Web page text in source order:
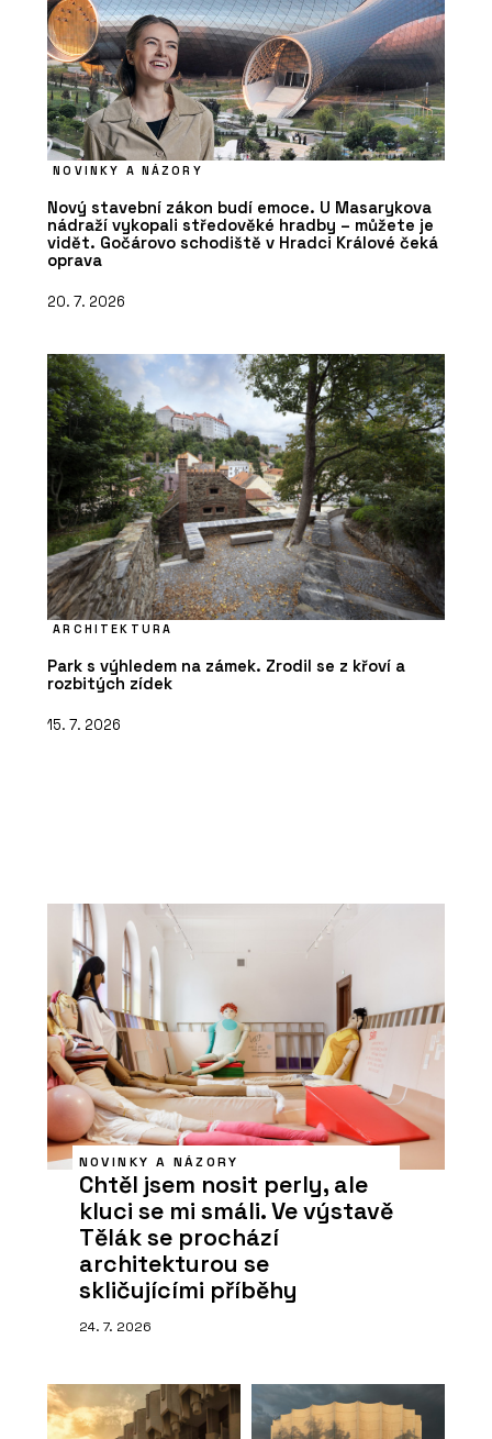
NOVINKY A NÁZORY
Nový stavební zákon budí emoce. U Masarykova
nádraží vykopali středověké hradby – můžete je
vidět. Gočárovo schodiště v Hradci Králové čeká
oprava
20. 7. 2026
ARCHITEKTURA
Park s výhledem na zámek. Zrodil se z křoví a
rozbitých zídek
15. 7. 2026
NOVINKY A NÁZORY
Chtěl jsem nosit perly, ale
kluci se mi smáli. Ve výstavě
Tělák se prochází
architekturou se
skličujícími příběhy
24. 7. 2026